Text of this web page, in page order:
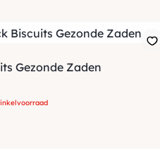
Gezonde Zaden